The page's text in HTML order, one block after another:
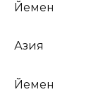
Йемен
Азия
Йемен